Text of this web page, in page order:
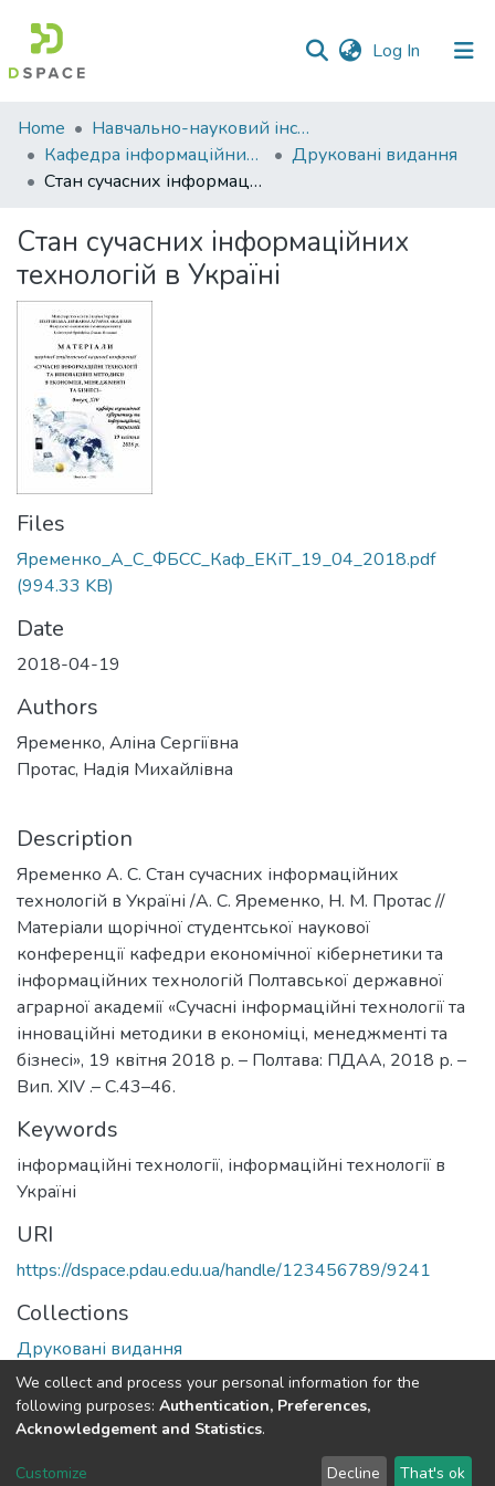
Log In (current)
Communities
&
Collections
Statistics
Home
Навчально-науковий інститут економіки, управління, права та інформаційних технологій
Кафедра інформаційних систем та технологій
Друковані видання
Стан сучасних інформаційних технологій в Україні
Стан сучасних інформаційних
технологій в Україні
Files
Яременко_А_С_ФБСС_Каф_ЕКіТ_19_04_2018.pdf
(994.33 KB)
Date
2018-04-19
Authors
Яременко, Аліна Сергіївна
Протас, Надія Михайлівна
Description
Яременко А. С. Стан сучасних інформаційних
технологій в Україні /А. С. Яременко, Н. М. Протас //
Матеріали щорічної студентської наукової
конференції кафедри економічної кібернетики та
інформаційних технологій Полтавської державної
аграрної академії «Сучасні інформаційні технології та
інноваційні методики в економіці, менеджменті та
бізнесі», 19 квітня 2018 р. – Полтава: ПДАА, 2018 р. –
Вип. XIV .– С.43–46.
Keywords
інформаційні технології, інформаційні технології в
Україні
URI
https://dspace.pdau.edu.ua/handle/123456789/9241
Collections
Друковані видання
Full item page
DSpace software copyright © 2002-2026 LYRASIS
We collect and process your personal information for the
following purposes: Authentication, Preferences,
Acknowledgement and Statistics.
Customize Decline That's ok